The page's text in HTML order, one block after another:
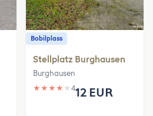
Bobilplass
Stellplatz Burghausen
Burghausen
★ ★ ★ ★ ★ 412 EUR